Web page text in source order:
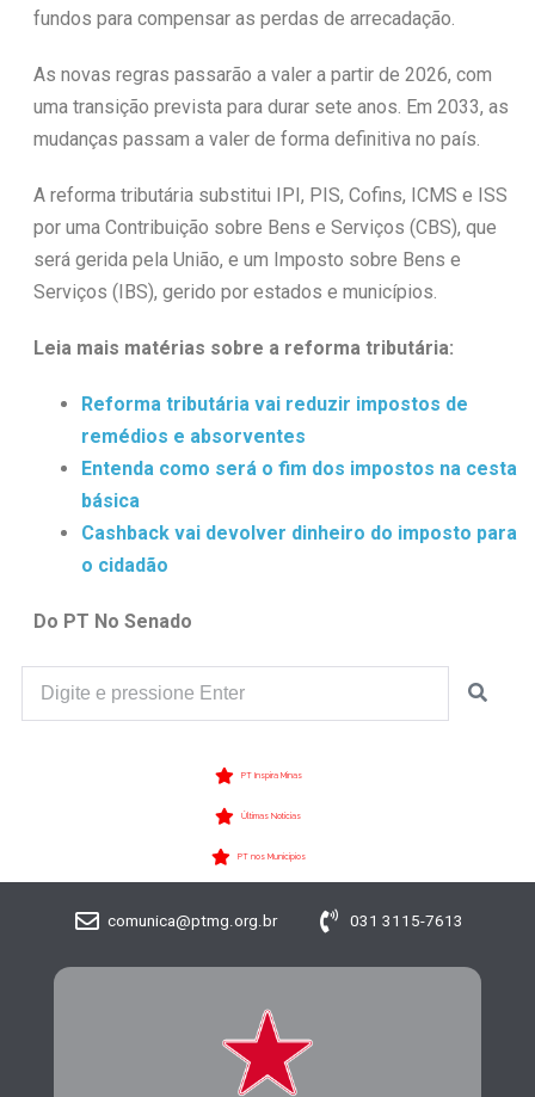
fundos para compensar as perdas de arrecadação.
As novas regras passarão a valer a partir de 2026, com
uma transição prevista para durar sete anos. Em 2033, as
mudanças passam a valer de forma definitiva no país.
A reforma tributária substitui IPI, PIS, Cofins, ICMS e ISS
por uma Contribuição sobre Bens e Serviços (CBS), que
será gerida pela União, e um Imposto sobre Bens e
Serviços (IBS), gerido por estados e municípios.
Leia mais matérias sobre a reforma tributária:
Reforma tributária vai reduzir impostos de
remédios e absorventes
Entenda como será o fim dos impostos na cesta
básica
Cashback vai devolver dinheiro do imposto para
o cidadão
Do PT No Senado
PT Inspira Minas
Últimas Notícias
PT nos Municípios
comunica@ptmg.org.br 031 3115-7613